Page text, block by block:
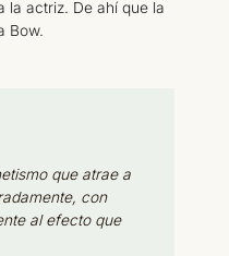
la actriz. De ahí que la
Bow.
que atrae a
con
al efecto que